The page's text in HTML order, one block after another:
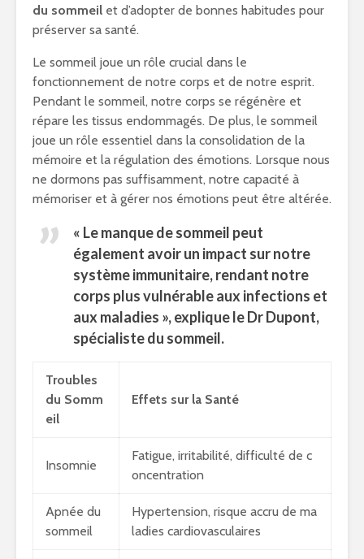
du sommeil et d’adopter de bonnes habitudes pour
préserver sa santé.
Le sommeil joue un rôle crucial dans le
fonctionnement de notre corps et de notre esprit.
Pendant le sommeil, notre corps se régénère et
répare les tissus endommagés. De plus, le sommeil
joue un rôle essentiel dans la consolidation de la
mémoire et la régulation des émotions. Lorsque nous
ne dormons pas suffisamment, notre capacité à
mémoriser et à gérer nos émotions peut être altérée.
« Lemanque de sommeil peut
également avoir un impact sur notre
système immunitaire, rendant notre
corps plus vulnérable aux infections et
aux maladies », explique le Dr Dupont,
spécialiste du sommeil.
Troubles
du Somm
eil
Effets sur la Santé
Insomnie
Fatigue, irritabilité, difficulté de c
oncentration
Apnée du
sommeil
Hypertension, risque accru de ma
ladies cardiovasculaires